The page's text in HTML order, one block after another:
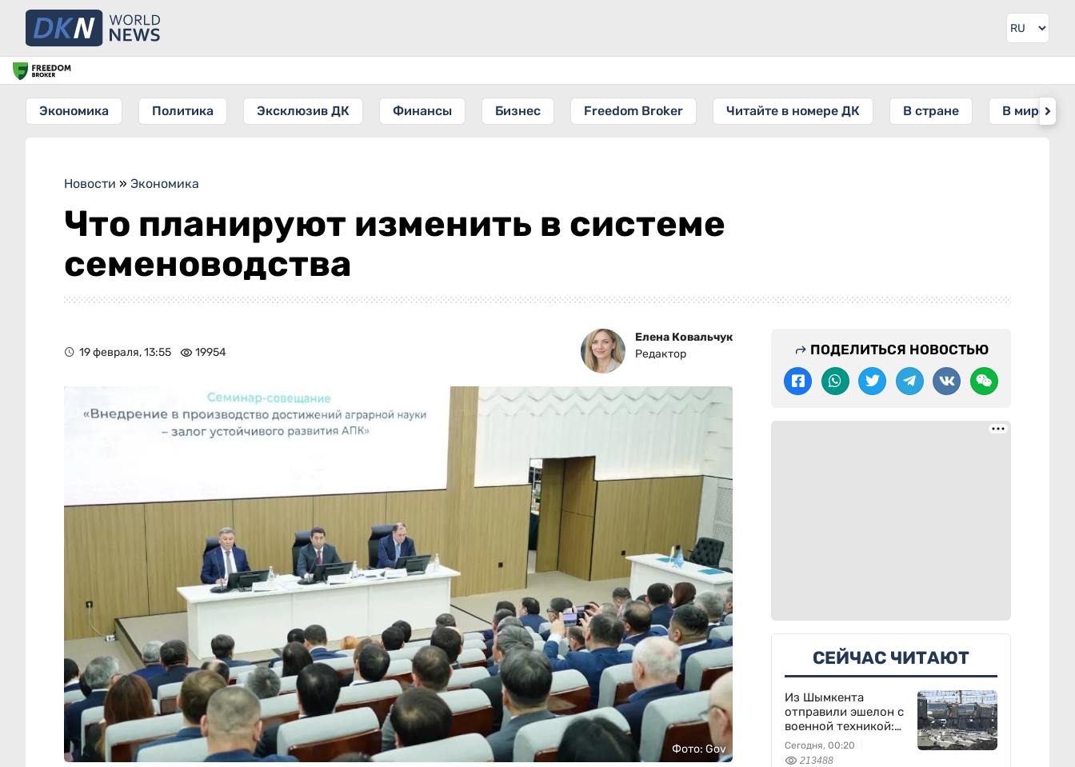
Экономика Политика Эксклюзив ДК Финансы Бизнес Freedom Broker Читайте в номере ДК В стране В мире
Новости » Экономика
Что планируют изменить в системе
семеноводства
19 февраля, 13:55 19954
Елена Ковальчук
Редактор
Фото: Gov
ПОДЕЛИТЬСЯ НОВОСТЬЮ
СЕЙЧАС ЧИТАЮТ
Из Шымкента
отправили эшелон с
военной техникой:
что известно
Сегодня, 00:20
213488